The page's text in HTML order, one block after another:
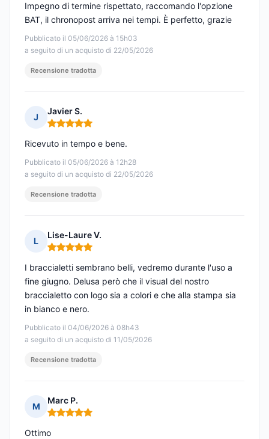
Pubblicato il 05/06/2026 à 15h03
a seguito di un acquisto di 22/05/2026
Impegno di termine rispettato, raccomando l'opzione
BAT, il chronopost arriva nei tempi. È perfetto, grazie
Recensione tradotta
J
Javier S.
Nota: 5 su 5
Pubblicato il 05/06/2026 à 12h28
a seguito di un acquisto di 22/05/2026
Ricevuto in tempo e bene.
Recensione tradotta
L
Lise-Laure V.
Nota: 5 su 5
Pubblicato il 04/06/2026 à 08h43
a seguito di un acquisto di 11/05/2026
I braccialetti sembrano belli, vedremo durante l'uso a
fine giugno. Delusa però che il visual del nostro
braccialetto con logo sia a colori e che alla stampa sia
in bianco e nero.
Recensione tradotta
M
Marc P.
Nota: 5 su 5
Ottimo